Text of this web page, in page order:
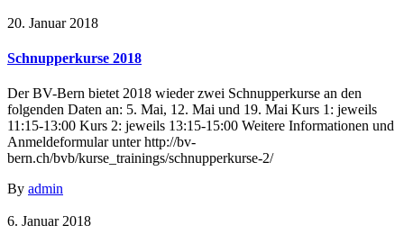
20. Januar 2018
Schnupperkurse 2018
Der BV-Bern bietet 2018 wieder zwei Schnupperkurse an den
folgenden Daten an: 5. Mai, 12. Mai und 19. Mai Kurs 1: jeweils
11:15-13:00 Kurs 2: jeweils 13:15-15:00 Weitere Informationen und
Anmeldeformular unter http://bv-
bern.ch/bvb/kurse_trainings/schnupperkurse-2/
By admin
6. Januar 2018